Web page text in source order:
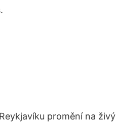
promění na živý